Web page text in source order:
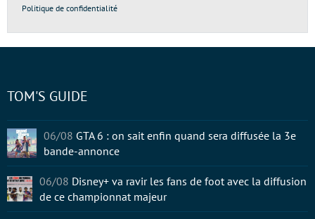
Politique de confidentialité
TOM'S GUIDE
06/08 GTA 6 : on sait enfin quand sera diffusée la 3e
bande-annonce
06/08 Disney+ va ravir les fans de foot avec la diffusion
de ce championnat majeur